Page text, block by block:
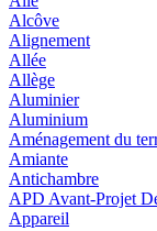
Alcôve
Alignement
Allée
Allège
Aluminier
Aluminium
Aménagement du
Amiante
Antichambre
APD Avant-Projet
Appareil